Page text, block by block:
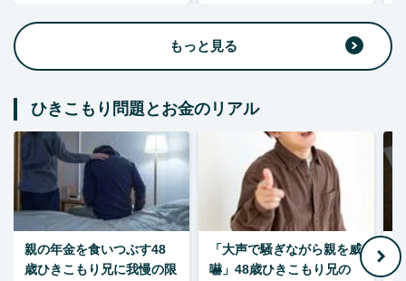
もっと見る
ひきこもり問題とお金のリアル
親の年金を食いつぶす48
歳ひきこもり兄に我慢の限
「大声で騒ぎながら親を威
嚇」48歳ひきこもり兄の